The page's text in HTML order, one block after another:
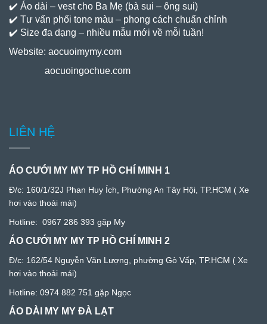
✔️ Áo dài – vest cho Ba Mẹ (bà sui – ông sui)
✔️ Tư vấn phối tone màu – phong cách chuẩn chỉnh
✔️ Size đa dạng – nhiều mẫu mới về mỗi tuần!
Website: aocuoimymy.com
aocuoingochue.com
LIÊN HỆ
ÁO CƯỚI MY MY TP HỒ CHÍ MINH 1
Đ/c: 160/1/32J Phan Huy Ích, Phường An Tây Hội, TP.HCM ( Xe
hơi vào thoải mái)
Hotline: 0967 286 393 gặp My
ÁO CƯỚI MY MY TP HỒ CHÍ MINH 2
Đ/c: 162/54 Nguyễn Văn Lượng, phường Gò Vấp, TP.HCM ( Xe
hơi vào thoải mái)
Hotline: 0974 882 751 gặp Ngọc
ÁO DÀI MY MY ĐÀ LẠT